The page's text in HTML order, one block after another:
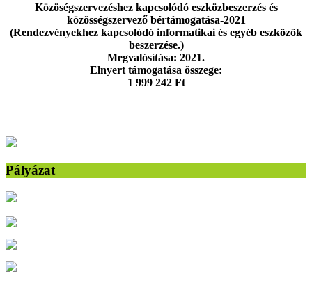
Közöségszervezéshez kapcsolódó eszközbeszerzés és
közösségszervező bértámogatása-2021
(Rendezvényekhez kapcsolódó informatikai és egyéb eszközök
beszerzése.)
Megvalósítása: 2021.
Elnyert támogatása összege:
1 999 242 Ft
Pályázat